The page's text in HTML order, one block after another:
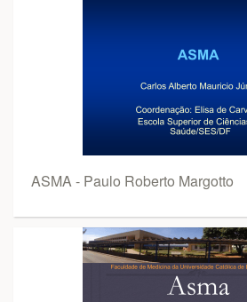
ASMA - Paulo Roberto Margotto